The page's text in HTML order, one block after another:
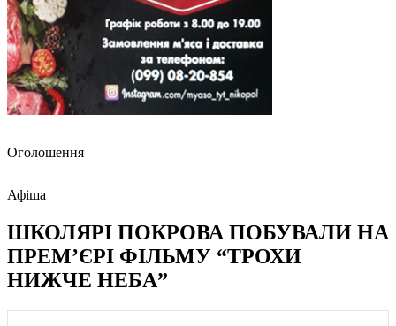
Оголошення
Афіша
ШКОЛЯРІ ПОКРОВА ПОБУВАЛИ НА
ПРЕМ’ЄРІ ФІЛЬМУ “ТРОХИ
НИЖЧЕ НЕБА”